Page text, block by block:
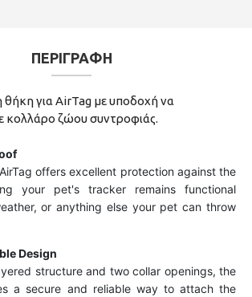
ΠΕΡΙΓΡΑΦΗ
θήκη για AirTag με υποδοχή να
κολλάρο ζώου συντροφιάς.
offers excellent protection against the
your pet's tracker remains functional
or anything else your pet can throw
Design
structure and two collar openings, the
a secure and reliable way to attach the